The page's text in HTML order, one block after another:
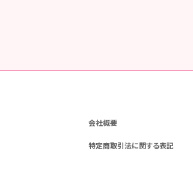
会社概要
特定商取引法に関する表記